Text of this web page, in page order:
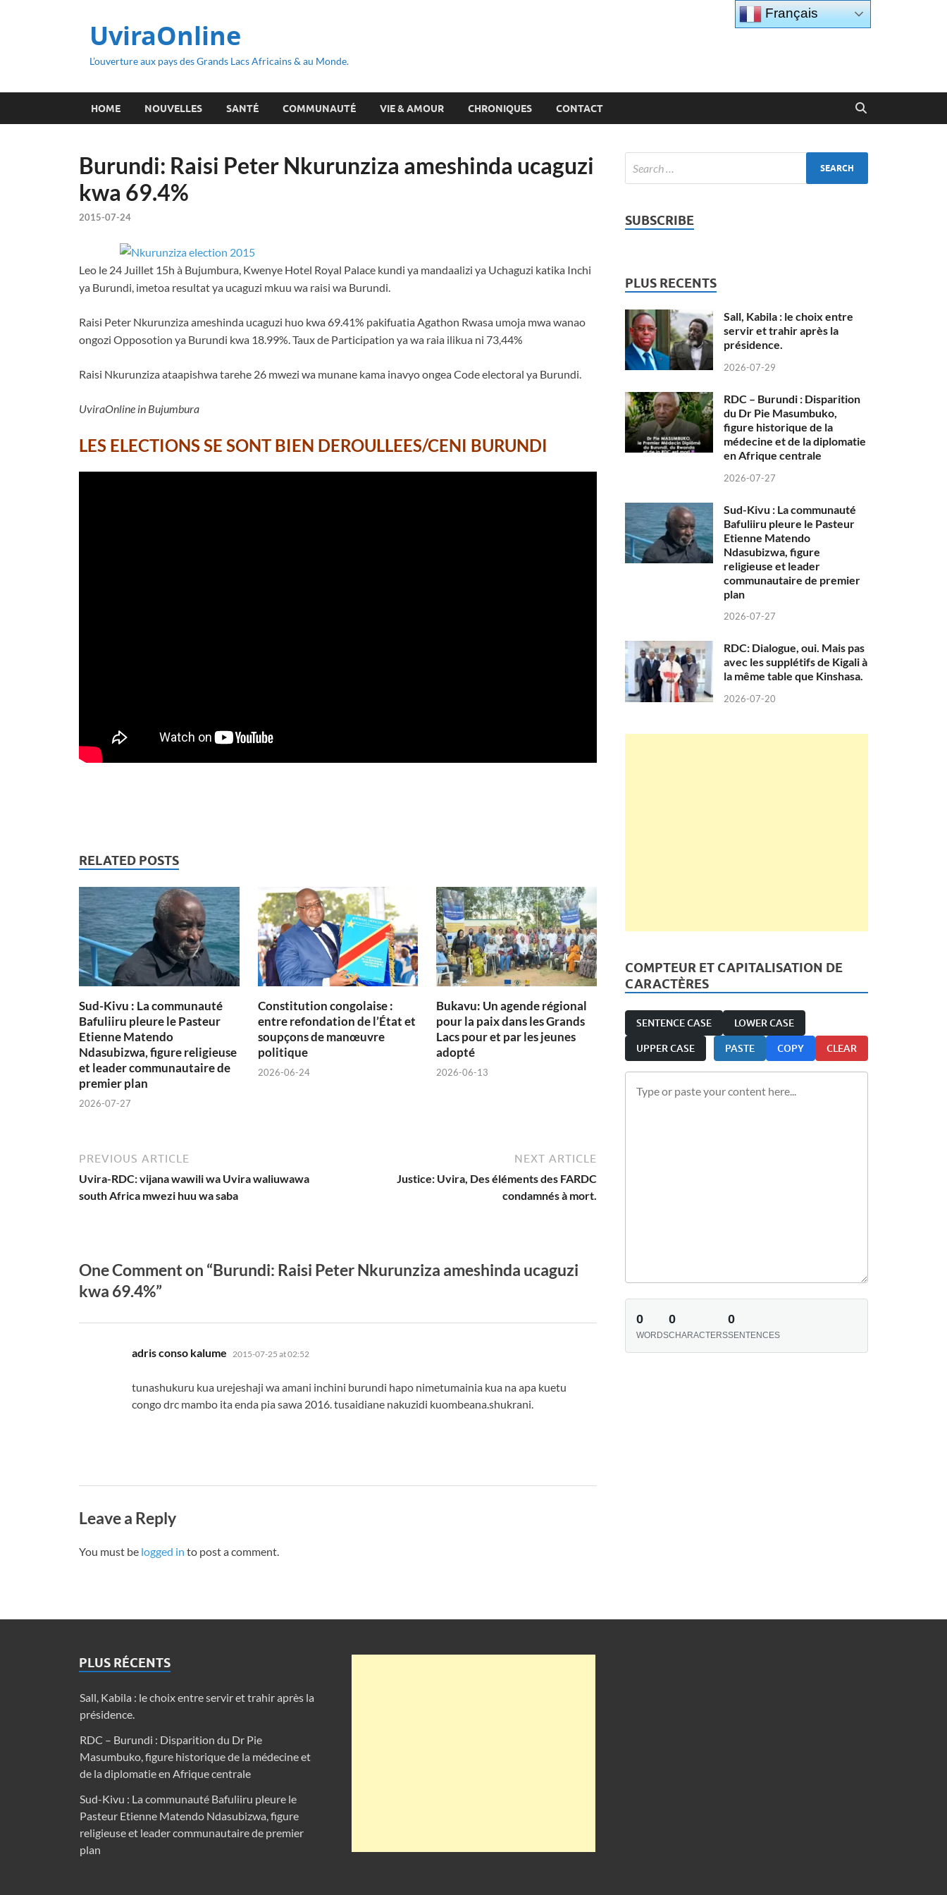
UviraOnline
L’ouverture aux pays des Grands Lacs Africains & au Monde.
HOME NOUVELLES SANTÉ COMMUNAUTÉ VIE & AMOUR CHRONIQUES CONTACT
Burundi: Raisi Peter Nkurunziza ameshinda ucaguzi
kwa 69.4%
2015-07-24
Leo le 24 Juillet 15h à Bujumbura, Kwenye Hotel Royal Palace kundi ya mandaalizi ya Uchaguzi katika Inchi
ya Burundi, imetoa resultat ya ucaguzi mkuu wa raisi wa Burundi.
Raisi Peter Nkurunziza ameshinda ucaguzi huo kwa 69.41% pakifuatia Agathon Rwasa umoja mwa wanao
ongozi Opposotion ya Burundi kwa 18.99%. Taux de Participation ya wa raia ilikua ni 73,44%
Raisi Nkurunziza ataapishwa tarehe 26 mwezi wa munane kama inavyo ongea Code electoral ya Burundi.
UviraOnline in Bujumbura
LES ELECTIONS SE SONT BIEN DEROULLEES/CENI BURUNDI
RELATED POSTS
Sud-Kivu : La communauté
Bafuliiru pleure le Pasteur
Etienne Matendo
Ndasubizwa, figure religieuse
et leader communautaire de
premier plan
2026-07-27
Constitution congolaise :
entre refondation de l’État et
soupçons de manœuvre
politique
2026-06-24
Bukavu: Un agende régional
pour la paix dans les Grands
Lacs pour et par les jeunes
adopté
2026-06-13
PREVIOUS ARTICLE
Uvira-RDC: vijana wawili wa Uvira waliuwawa
south Africa mwezi huu wa saba
NEXT ARTICLE
Justice: Uvira, Des éléments des FARDC
condamnés à mort.
One Comment on “Burundi: Raisi Peter Nkurunziza ameshinda ucaguzi
kwa 69.4%”
adris conso kalume says:
2015-07-25 at 02:52
tunashukuru kua urejeshaji wa amani inchini burundi hapo nimetumainia kua na apa kuetu
congo drc mambo ita enda pia sawa 2016. tusaidiane nakuzidi kuombeana.shukrani.
Leave a Reply
You must be logged in to post a comment.
SUBSCRIBE
PLUS RECENTS
Sall, Kabila : le choix entre
servir et trahir après la
présidence.
2026-07-29
RDC – Burundi : Disparition
du Dr Pie Masumbuko,
figure historique de la
médecine et de la diplomatie
en Afrique centrale
2026-07-27
Sud-Kivu : La communauté
Bafuliiru pleure le Pasteur
Etienne Matendo
Ndasubizwa, figure
religieuse et leader
communautaire de premier
plan
2026-07-27
RDC: Dialogue, oui. Mais pas
avec les supplétifs de Kigali à
la même table que Kinshasa.
2026-07-20
COMPTEUR ET CAPITALISATION DE
CARACTÈRES
SENTENCE CASE LOWER CASE
UPPER CASE PASTE COPY CLEAR
0
WORDS
0
CHARACTERS
0
SENTENCES
PLUS RÉCENTS
Sall, Kabila : le choix entre servir et trahir après la
présidence.
RDC – Burundi : Disparition du Dr Pie
Masumbuko, figure historique de la médecine et
de la diplomatie en Afrique centrale
Sud-Kivu : La communauté Bafuliiru pleure le
Pasteur Etienne Matendo Ndasubizwa, figure
religieuse et leader communautaire de premier
plan
Français